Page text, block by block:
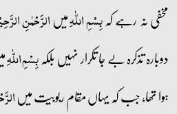
مخفی نہ رہے کہبِسۡمِ اللّٰہِمیںالرَّحۡمٰنِ
دوبارہ تذکرہ بے جا تکرار نہیں بلکہبِسۡمِ اللّٰہِ
ہوا تھا، جب کہ یہاں مقام ربوبیت میں